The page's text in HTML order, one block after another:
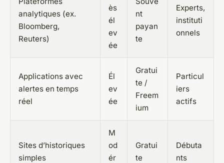
analytiques (ex.
Bloomberg,
Reuters)
ès
él
ev
ée
nt
payan
te
Experts,
instituti
onnels
Applications avec
alertes en temps
réel
Él
ev
ée
Gratui
te /
Freem
ium
Particul
iers
actifs
Sites d’historiques
simples
M
od
ér
Gratui
te
Débuta
nts